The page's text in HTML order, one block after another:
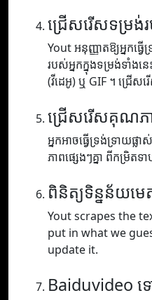
ជ្រើសរើសទម្រង់
Yout អនុញ្ញាតឱ្យអ្នកធ្វ
របស់អ្នកក្នុងទម្រង់ទាំង
(វីដេអូ) ឬ GIF ។ ជ្រើស
ជ្រើសរើសគុណភ
អ្នកអាចធ្វើទ្រង់ទ្រាយផ្
ភាពផ្សេងៗគ្នា ពីកម្រិ
ពិនិត្យទិន្នន័យមេ
Yout scrapes the
put in what we
update it.
Baiduvideo ទ